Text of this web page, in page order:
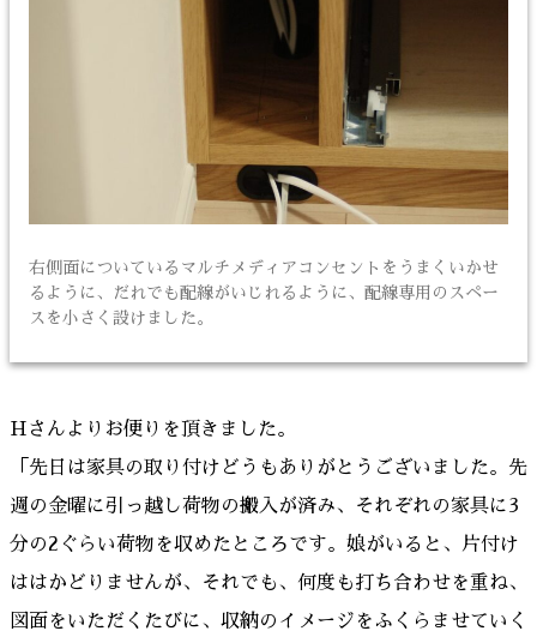
右側面についているマルチメディアコンセントをうまくいかせ
るように、だれでも配線がいじれるように、配線専用のスペー
スを小さく設けました。
Hさんよりお便りを頂きました。
「先日は家具の取り付けどうもありがとうございました。先
週の金曜に引っ越し荷物の搬入が済み、それぞれの家具に3
分の2ぐらい荷物を収めたところです。娘がいると、片付け
ははかどりませんが、それでも、何度も打ち合わせを重ね、
図面をいただくたびに、収納のイメージをふくらませていく